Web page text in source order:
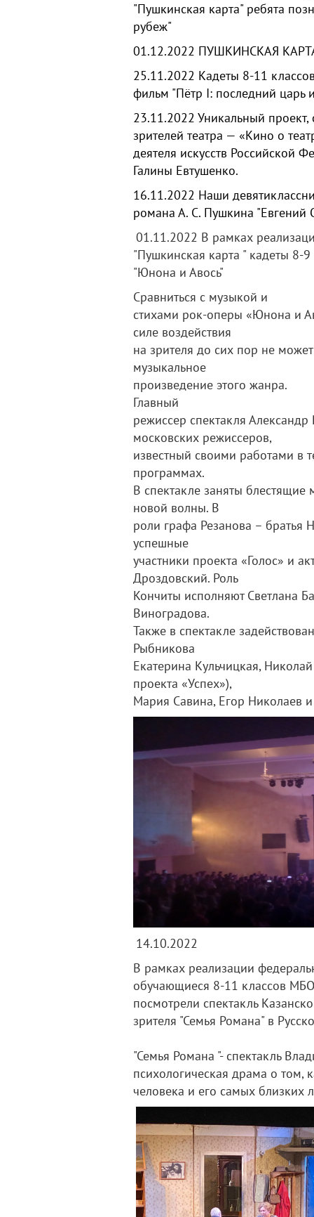
"Пушкинская карта" ребята
рубеж"
01.12.2022 ПУШКИНСКАЯ
25.11.2022 Кадеты 8-11
фильм "Пётр I: последний царь
23.11.2022 Уникальный
зрителей театра — «Кино о
деятеля искусств Российской
Галины Евтушенко.
16.11.2022 Наши
романа А. С. Пушкина "Евгений
01.11.2022 В рамках
"Пушкинская карта " кадеты 8-
"Юнона и Авось"
Сравниться с музыкой и
стихами рок-оперы «Юнона и
силе воздействия
на зрителя до сих пор не
музыкальное
произведение этого жанра.
Главный
режиссер спектакля
московских режиссеров,
известный своими работами в
программах.
В спектакле заняты блестящие
новой волны. В
роли графа Резанова – братья
успешные
участники проекта «Голос» и
Дроздовский. Роль
Кончиты исполняют Светлана
Виноградова.
Также в спектакле
Рыбникова
Екатерина Кульчицкая,
проекта «Успех»),
Мария Савина, Егор Николаев
14.10.2022
В рамках реализации
обучающиеся 8-11 классов
посмотрели спектакль
зрителя "Семья Романа" в
"Семья Романа "- спектакль
психологическая драма о том,
человека и его самых близких